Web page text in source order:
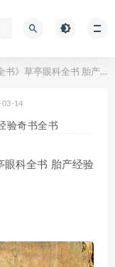
草亭眼科全书 胎产经验奇书全书
03-14
验奇书全书
科全书 胎产经验